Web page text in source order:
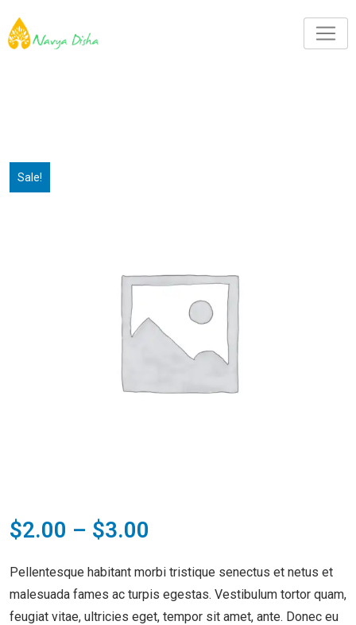
Sale!
$2.00 – $3.00
Pellentesque habitant morbi tristique senectus et netus et
malesuada fames ac turpis egestas. Vestibulum tortor quam,
feugiat vitae, ultricies eget, tempor sit amet, ante. Donec eu